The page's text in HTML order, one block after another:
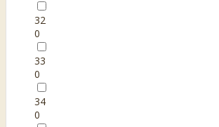
32
0
33
0
34
0